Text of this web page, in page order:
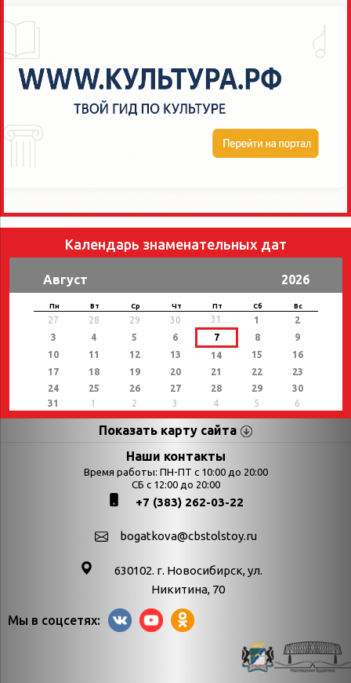
Календарь знаменательных дат
Август 2026
Пн Вт Ср Чт Пт Сб Вс
27 28 29 30 31 1
2
3
4 5 6 7 8
9
10
11 12 13 14 15
16
17
18 19 20 21 22
23
24
25 26 27 28 29
30
31
1 2 3 4 5 6
Показать карту сайта
Страницы Категории
Календарь
Богатков
Выставки
День в истории
День в истории.
День в истории.
Декабрь
День в истории.
Наши контакты
Время работы: ПН-ПТ с 10:00 до 20:00
СБ с 12:00 до 20:00
+7 (383) 262-03-22
bogatkova@cbstolstoy.ru
630102. г. Новосибирск, ул.
Никитина, 70
Мы в соцсетях: